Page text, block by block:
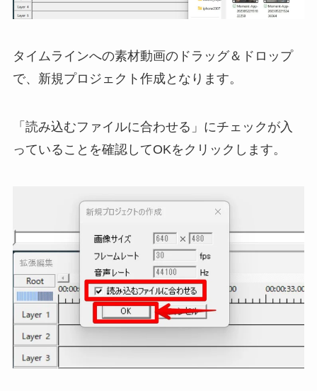
タイムラインへの素材動画のドラッグ＆ドロップ
で、新規プロジェクト作成となります。
「読み込むファイルに合わせる」にチェックが入
っていることを確認してOKをクリックします。